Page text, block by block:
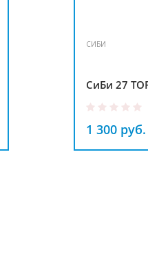
СИБИ
СиБи 27
1 300 руб.